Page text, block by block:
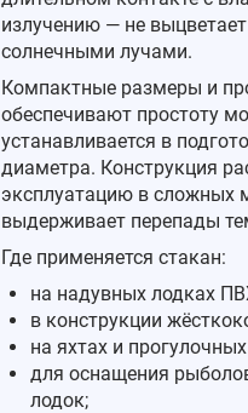
излучению — не
солнечными лучами.
Компактные размеры и
обеспечивают простоту
устанавливается в
диаметра. Конструкция
эксплуатацию в сложных
выдерживает перепады
Где применяется стакан:
на надувных лодках
в конструкции
на яхтах и
для оснащения
лодок;